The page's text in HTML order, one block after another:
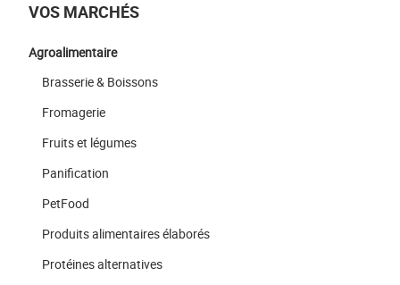
VOS MARCHÉS
Agroalimentaire
Brasserie & Boissons
Fromagerie
Fruits et légumes
Panification
PetFood
Produits alimentaires élaborés
Protéines alternatives